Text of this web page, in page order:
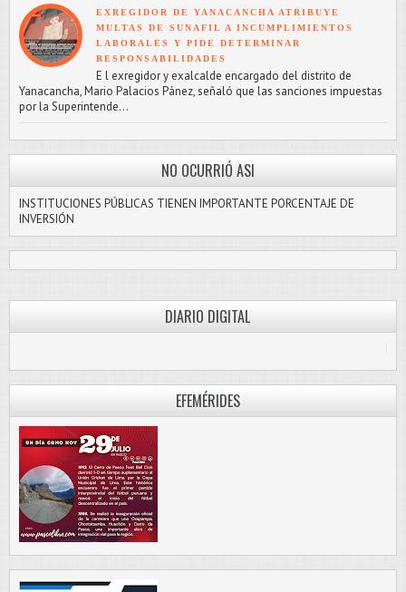
EXREGIDOR DE YANACANCHA ATRIBUYE
MULTAS DE SUNAFIL A INCUMPLIMIENTOS
LABORALES Y PIDE DETERMINAR
RESPONSABILIDADES
E l exregidor y exalcalde encargado del distrito de
Yanacancha, Mario Palacios Pánez, señaló que las sanciones impuestas
por la Superintende...
NO OCURRIÓ ASI
INSTITUCIONES PÚBLICAS TIENEN IMPORTANTE PORCENTAJE DE
INVERSIÓN
DIARIO DIGITAL
EFEMÉRIDES